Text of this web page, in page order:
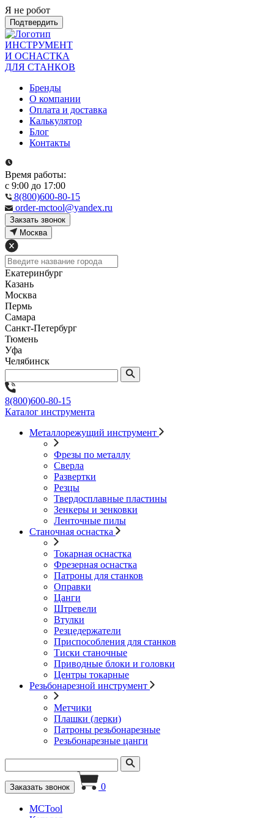
Я не робот
Подтвердить
ИНСТРУМЕНТ
И ОСНАСТКА
ДЛЯ СТАНКОВ
Бренды
О компании
Оплата и доставка
Калькулятор
Блог
Контакты
Время работы:
с 9:00 до 17:00
8(800)600-80-15
order-mctool@yandex.ru
Закзать звонок
Москва
Екатеринбург
Казань
Москва
Пермь
Самара
Санкт-Петербург
Тюмень
Уфа
Челябинск
8(800)600-80-15
Каталог инструмента
Металлорежущий инструмент
Фрезы по металлу
Сверла
Развертки
Резцы
Твердосплавные пластины
Зенкеры и зенковки
Ленточные пилы
Станочная оснастка
Токарная оснастка
Фрезерная оснастка
Патроны для станков
Оправки
Цанги
Штревели
Втулки
Резцедержатели
Приспособления для станков
Тиски станочные
Приводные блоки и головки
Центры токарные
Резьбонарезной инструмент
Метчики
Плашки (лерки)
Патроны резьбонарезные
Резьбонарезные цанги
Заказать звонок 0
MCTool